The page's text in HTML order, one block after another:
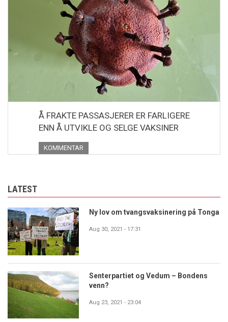
Å FRAKTE PASSASJERER ER FARLIGERE
ENN Å UTVIKLE OG SELGE VAKSINER
KOMMENTAR
LATEST
Ny lov om tvangsvaksinering på Tonga
Aug 30, 2021 - 17:31
Senterpartiet og Vedum – Bondens
venn?
Aug 23, 2021 - 23:04